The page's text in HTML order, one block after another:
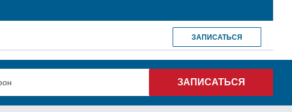
ЗАПИСАТЬСЯ